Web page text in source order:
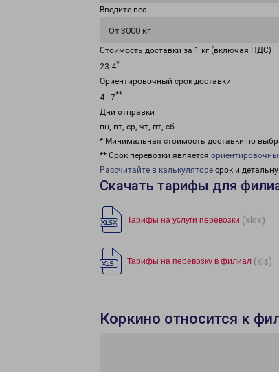
Введите вес
От 3000 кг
Стоимость доставки за 1 кг (включая НДС)
23.4*
Ориентировочный срок доставки
4 - 7**
Дни отправки
пн, вт, ср, чт, пт, сб
* Минимальная стоимость доставки по
** Срок перевозки является
Рассчитайте в калькуляторе срок и
Скачать тарифы для
Тарифы на услуги перевозки (xlsx)
Тарифы на перевозку в филиал (xls)
Коркино относится к